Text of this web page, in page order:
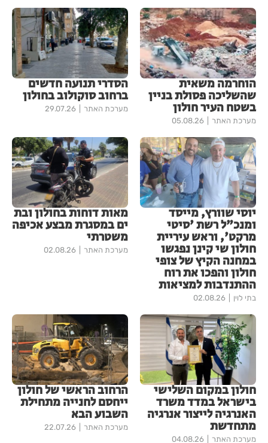
הוחרמה משאית
שהשליכה פסולת בניין
בשטח העיר חולון
מערכת האתר 05.08.26
הסדרי תנועה חדשים
ברחוב סוקולוב בחולון
מערכת האתר 29.07.26
יוסי שוורץ, מייסד
ומנכ"ל רשת 'סיטי
מרקט', וראש עיריית
חולון שי קינן נפגשו
במחנה הקיץ של צופי
חולון והפכו את רוח
ההתנדבות למציאות
בתי לוין 02.08.26
מאות דוחות בחולון ובת
ים במסגרת מבצע אכיפה
משטרתי
מערכת האתר 02.08.26
חולון במקום השלישי
בישראל במדד משרד
האנרגיה לייצור אנרגיה
מתחדשת
מערכת האתר 04.08.26
הרחוב הראשי של חולון
ייחסם לחנייה מתחילת
השבוע הבא
מערכת האתר 22.07.26